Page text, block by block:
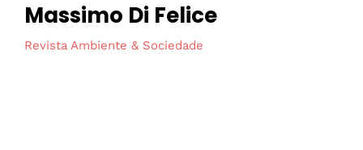
Massimo Di Felice
Revista Ambiente & Sociedade